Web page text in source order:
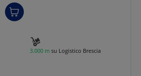
3.000 m su Logistico Brescia